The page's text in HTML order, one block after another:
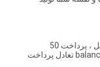
به طور کلی ، ما قیمت EXW + هزینه حمل و نقل ، پرداخت 50
deposit سپرده توسط T / T در پیشبرد ، 50 balance تعادل پرداخت